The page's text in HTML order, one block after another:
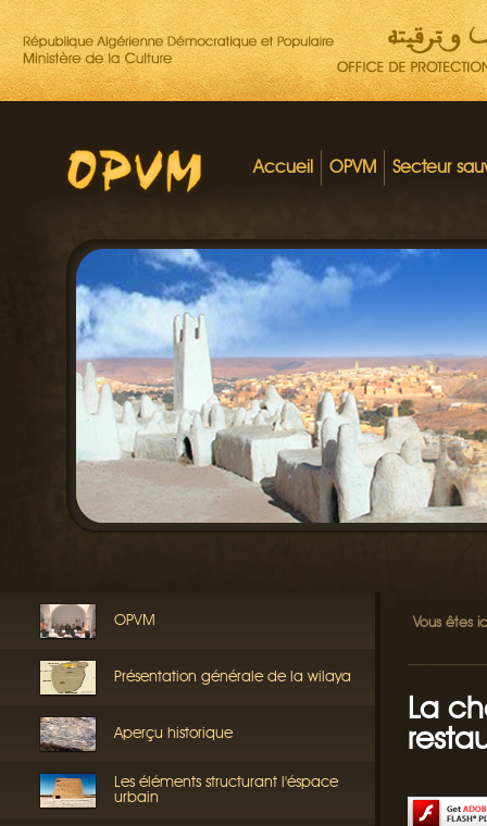
Accueil OPVM Secteur
OPVM
Présentation générale de la wilaya
Aperçu historique
Les éléments structurant l'éspace
urbain
Vous êtes
La